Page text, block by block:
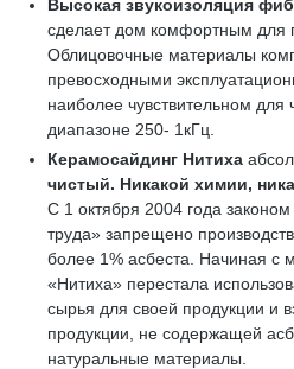
Высокая звукоизоляция
сделает дом комфортным для
Облицовочные материалы
превосходными
наиболее чувствительном для
диапазоне 250- 1кГц.
Керамосайдинг Нитиха
чистый. Никакой химии,
С 1 октября 2004 года
труда» запрещено
более 1% асбеста. Начиная с
«Нитиха» перестала
сырья для своей продукции и
продукции, не содержащей
натуральные материалы.